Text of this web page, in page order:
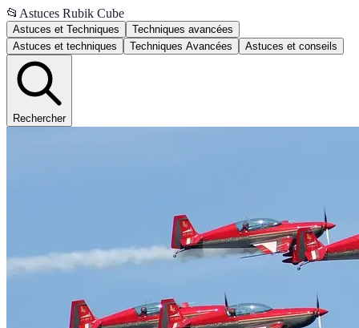
📂 Astuces Rubik Cube
Astuces et Techniques
Techniques avancées
Astuces et techniques
Techniques Avancées Astuces et conseils
Rechercher